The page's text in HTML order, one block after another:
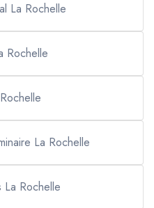
La Rochelle
Rochelle
La Rochelle
La Rochelle